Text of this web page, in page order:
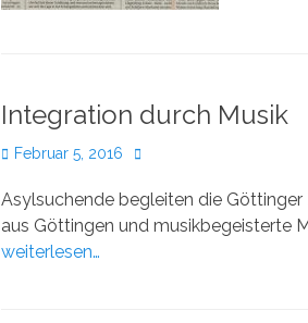
Integration durch Musik
Veröffentlicht
Februar 5, 2016 Autor
Asylsuchende begleiten die Göttinger
aus Göttingen und musikbegeisterte
weiterlesen…